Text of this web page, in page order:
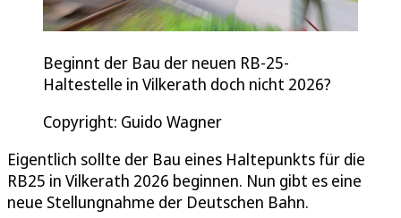
Beginnt der Bau der neuen RB-25-
Haltestelle in Vilkerath doch nicht 2026?
Copyright: Guido Wagner
Eigentlich sollte der Bau eines Haltepunkts für die
RB25 in Vilkerath 2026 beginnen. Nun gibt es eine
neue Stellungnahme der Deutschen Bahn.